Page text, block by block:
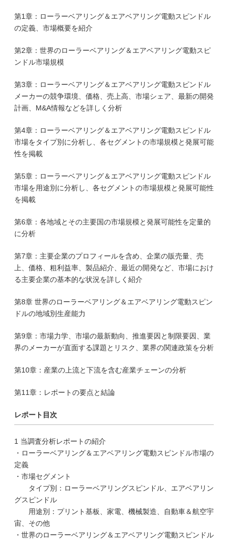
第1章：ローラーベアリング＆エアベアリング電動スピンドル
の定義、市場概要を紹介
第2章：世界のローラーベアリング＆エアベアリング電動スピ
ンドル市場規模
第3章：ローラーベアリング＆エアベアリング電動スピンドル
メーカーの競争環境、価格、売上高、市場シェア、最新の開発
計画、M&A情報などを詳しく分析
第4章：ローラーベアリング＆エアベアリング電動スピンドル
市場をタイプ別に分析し、各セグメントの市場規模と発展可能
性を掲載
第5章：ローラーベアリング＆エアベアリング電動スピンドル
市場を用途別に分析し、各セグメントの市場規模と発展可能性
を掲載
第6章：各地域とその主要国の市場規模と発展可能性を定量的
に分析
第7章：主要企業のプロフィールを含め、企業の販売量、売
上、価格、粗利益率、製品紹介、最近の開発など、市場におけ
る主要企業の基本的な状況を詳しく紹介
第8章 世界のローラーベアリング＆エアベアリング電動スピン
ドルの地域別生産能力
第9章：市場力学、市場の最新動向、推進要因と制限要因、業
界のメーカーが直面する課題とリスク、業界の関連政策を分析
第10章：産業の上流と下流を含む産業チェーンの分析
第11章：レポートの要点と結論
レポート目次
1 当調査分析レポートの紹介
・ローラーベアリング＆エアベアリング電動スピンドル市場の
定義
・市場セグメント
タイプ別：ローラーベアリングスピンドル、エアベアリン
グスピンドル
用途別：プリント基板、家電、機械製造、自動車＆航空宇
宙、その他
・世界のローラーベアリング＆エアベアリング電動スピンドル